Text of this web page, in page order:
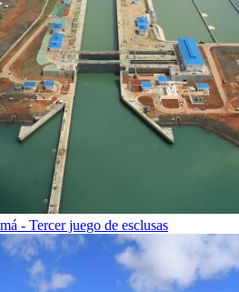
- Tercer juego de esclusas